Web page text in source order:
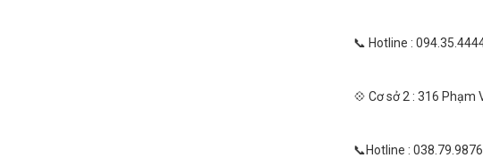
📞 Hotline :
💠 Cơ sở 2 : 316 Phạm
📞Hotline :